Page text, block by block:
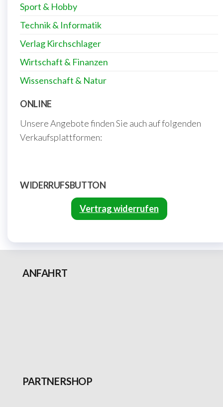
Sport & Hobby
Technik & Informatik
Verlag Kirchschlager
Wirtschaft & Finanzen
Wissenschaft & Natur
ONLINE
Unsere Angebote finden Sie auch auf folgenden
Verkaufsplattformen:
WIDERRUFSBUTTON
Vertrag widerrufen
ANFAHRT
PARTNERSHOP